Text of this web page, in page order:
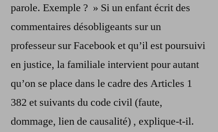
parole. Exemple ? » Si un enfant écrit des
commentaires désobligeants sur un
professeur sur Facebook et qu’il est poursuivi
en justice, la familiale intervient pour autant
qu’on se place dans le cadre des Articles 1
382 et suivants du code civil (faute,
dommage, lien de causalité) , explique-t-il.